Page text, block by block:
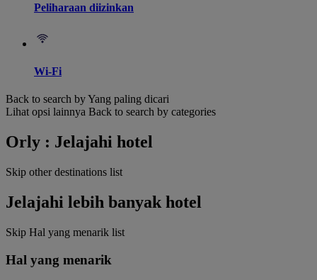
Peliharaan diizinkan
Wi-Fi
Back to search by Yang paling dicari
Lihat opsi lainnya Back to search by categories
Orly : Jelajahi hotel
Skip other destinations list
Jelajahi lebih banyak hotel
Skip Hal yang menarik list
Hal yang menarik